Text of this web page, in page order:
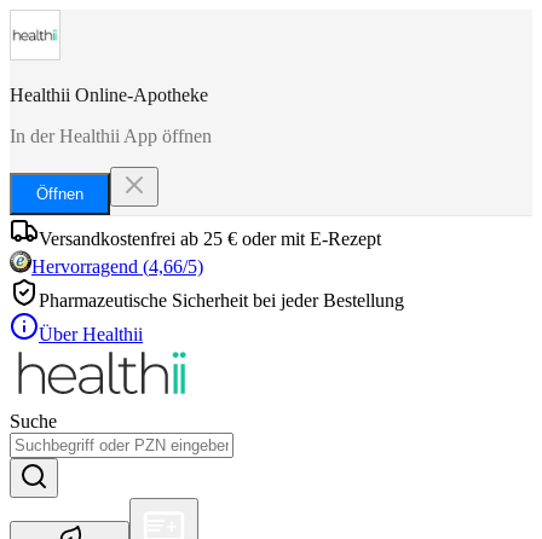
Healthii Online-Apotheke
In der Healthii App öffnen
Öffnen
Versandkostenfrei ab 25 € oder mit E-Rezept
Hervorragend (4,66/5)
Pharmazeutische Sicherheit bei jeder Bestellung
Über Healthii
Suche